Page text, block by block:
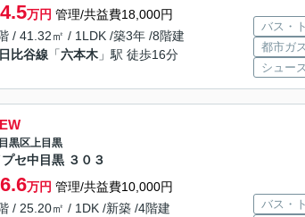
万円 管理/共益費18,000円
/ 41.32㎡ / 1LDK /築3年 /8階建
日比谷線 「六本木 」駅 徒歩16分
バス・
都市ガス
シュー
目黒区上目黒
プセ中目黒 ３０３
万円 管理/共益費10,000円
/ 25.20㎡ / 1DK /新築 /4階建
バス・